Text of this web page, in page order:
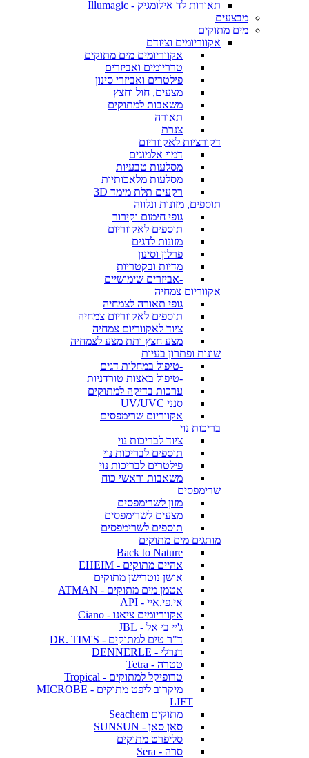
תאורות לד אילומגיק - Illumagic
מבצעים
מים מתוקים
אקווריומים וציודם
אקווריומים מים מתוקים
טרריומים ואביזרים
פילטרים ואביזרי סינון
מצעים, חול וחצץ
משאבות למתוקים
תאורה
צנרת
דקורציות לאקווריום
דמוי אלמוגים
מסלעות טבעיות
מסלעות מלאכותיות
רקעים תלת מימד 3D
תוספים, מזונות ונלווה
גופי חימום וקירור
תוספים לאקווריום
מזונות לדגים
פרלון וסינון
מדיות ובקטריות
-אביזרים שימושיים
אקווריום צמחיה
גופי תאורה לצמחיה
תוספים לאקווריום צמחיה
ציוד לאקווריום צמחיה
מצע חצץ ותת מצע לצמחיה
שונות ופתרון בעיות
-טיפול במחלות דגים
-טיפול באצות טורדניות
ערכות בדיקה למתוקים
סנני UV/UVC
אקווריום שרימפסים
בריכות נוי
ציוד לבריכות נוי
תוספים לבריכות נוי
פילטרים לבריכות נוי
משאבות וראשי כוח
שרימפסים
מזון לשרימפסים
מצעים לשרימפסים
תוספים לשרימפסים
מותגים מים מתוקים
Back to Nature
אהיים מתוקים - EHEIM
אושן נוטרישן מתוקים
אטמן מים מתוקים - ATMAN
אי.פי.איי - API
אקווריומים ציאנו - Ciano
ג'יי בי אל - JBL
ד"ר טים למתוקים - DR. TIM'S
דנרלי - DENNERLE
טטרה - Tetra
טרופיקל למתוקים - Tropical
מיקרוב ליפט מתוקים - MICROBE
LIFT
מתוקים Seachem
סאן סאן - SUNSUN
סליפרט מתוקים
סרה - Sera